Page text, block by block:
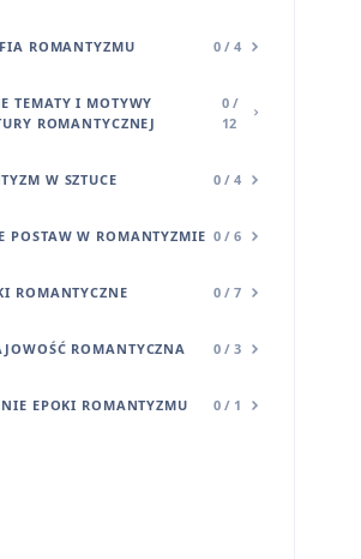
ROMANTYZMU 0 / 4
TEMATY I MOTYWY
ROMANTYCZNEJ
0 /
12
W SZTUCE 0 / 4
POSTAW W ROMANTYZMIE 0 / 6
ROMANTYCZNE 0 / 7
ROMANTYCZNA 0 / 3
EPOKI ROMANTYZMU 0 / 1